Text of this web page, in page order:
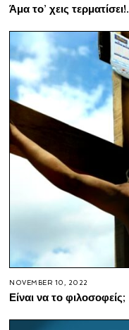
Άμα το’ χεις
NOVEMBER 10, 2022
Είναι να το φιλοσοφείς;